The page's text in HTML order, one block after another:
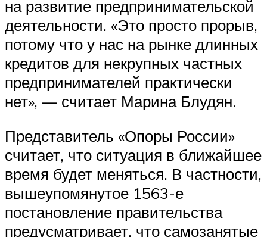
на развитие предпринимательской
деятельности. «Это просто прорыв,
потому что у нас на рынке длинных
кредитов для некрупных частных
предпринимателей практически
нет», — считает Марина Блудян.
Представитель «Опоры России»
считает, что ситуация в ближайшее
время будет меняться. В частности,
вышеупомянутое 1563-е
постановление правительства
предусматривает, что самозанятые